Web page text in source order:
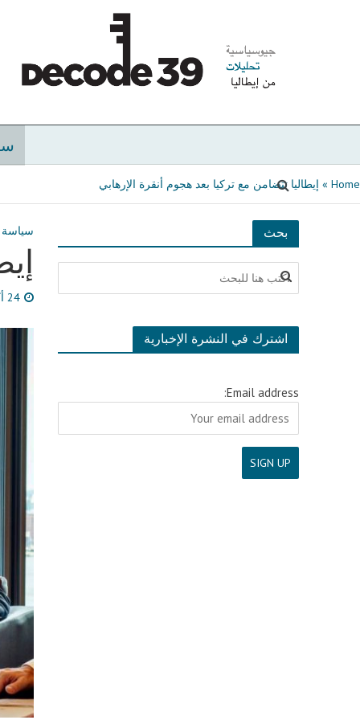
Home
» إيطاليا تتضامن مع تركيا بعد هجوم أنقرة الإرهابي
سياسة
24 أكتوبر، 2024
بحث
اشترك في النشرة الإخبارية
Email address: